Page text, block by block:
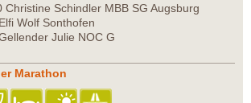
Christine Schindler MBB SG Augsburg
Wolf Sonthofen
Julie NOC G
Marathon